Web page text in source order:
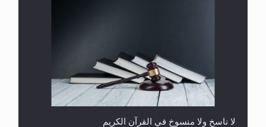
هل يُحسب حول الزكاة وفق السنة الميلادية أو الهجرية؟
لا ناسخ ولا منسوخ في القرآن الكريم